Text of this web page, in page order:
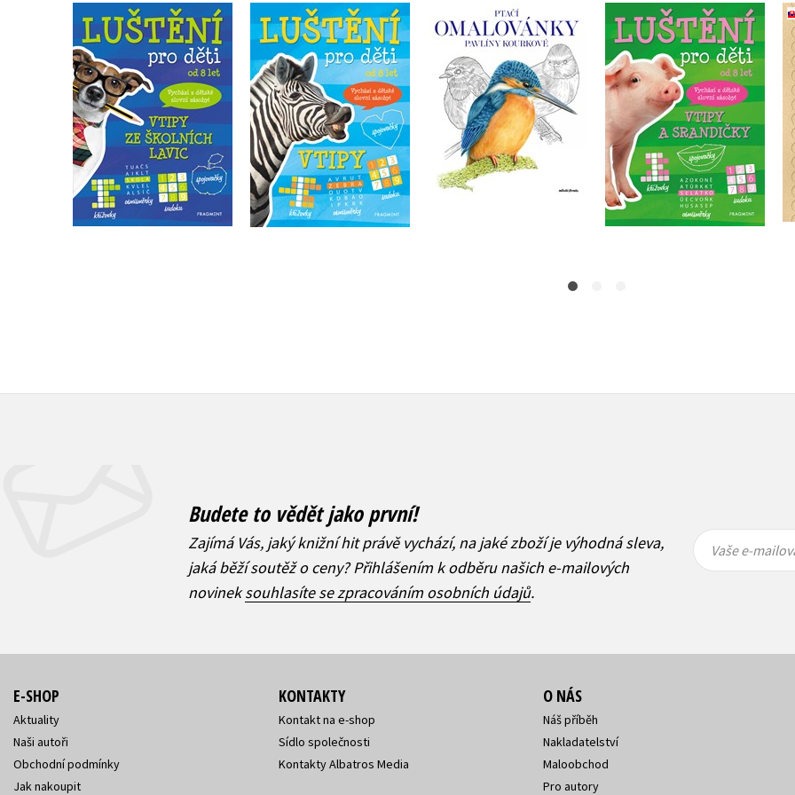
Luštění pro děti – vtipy
ze školních lavic
autora nemá
Do košíku
149 Kč
119 Kč
Luštění pro děti - vtipy
autora nemá
Do košíku
149 Kč
119 Kč
Ptačí omalovánky
Pavlíny Kourkové
autora nemá
Luštění pro děti - Vtipy
a srandičky
autora nemá
Do košíku
149 Kč
119 Kč
Budete to vědět jako první!
Zajímá Vás, jaký knižní hit právě vychází, na jaké zboží je výhodná sleva,
jaká běží soutěž o ceny? Přihlášením k odběru našich e-mailových
novineksouhlasíte se zpracováním osobních údajů.
mailová
mailová
Vaše e-
E-SHOP
Aktuality
Naši autoři
Obchodní podmínky
Jak nakoupit
KONTAKTY
Kontakt na e-shop
Sídlo společnosti
Kontakty Albatros Media
O NÁS
Náš příběh
Nakladatelství
Maloobchod
Pro autory